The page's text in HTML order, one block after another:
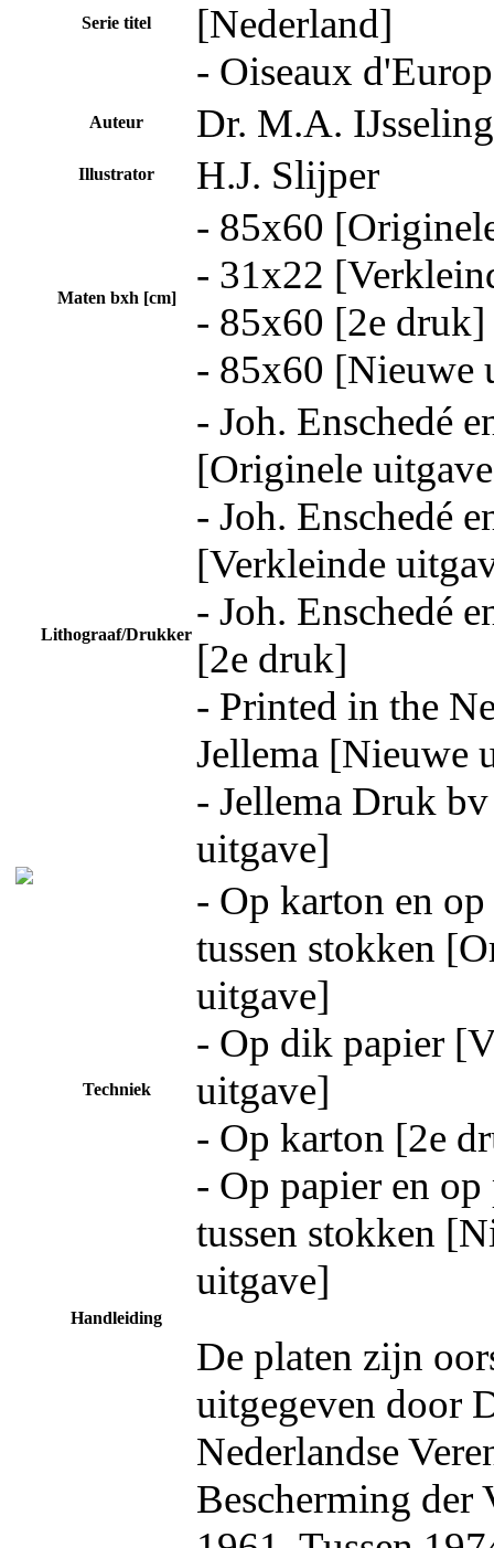
Serie titel
[Nederland]
- Oiseaux
Auteur Dr. M.A.
Illustrator H.J. Slijper
Maten bxh [cm]
- 85x60
- 31x22
- 85x60 [2e druk]
- 85x60 [Nieuwe
Lithograaf/Drukker
- Joh. Enschedé
[Originele
- Joh. Enschedé
[Verkleinde
- Joh. Enschedé
[2e druk]
- Printed in the
Jellema [Nieuwe
- Jellema Druk
uitgave]
Techniek
- Op karton en
tussen stokken
uitgave]
- Op dik papier
uitgave]
- Op karton [2e
- Op papier en op
tussen stokken
uitgave]
Handleiding
De platen zijn
uitgegeven door
Nederlandse
Bescherming der